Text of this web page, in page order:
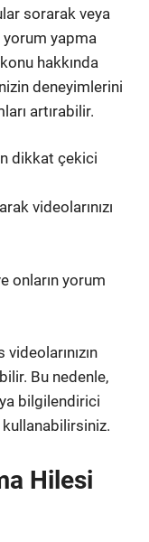
sorarak veya
yapma
hakkında
deneyimlerini
artırabilir.
dikkat çekici
videolarınızı
onların yorum
Bu nedenle,
bilgilendirici
Hilesi